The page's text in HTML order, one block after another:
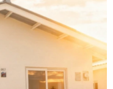
una
que han
[...]